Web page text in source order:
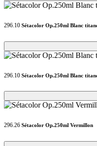
296.10 Sétacolor Op.250ml Blanc
Loading...
Loading...
296.10 Sétacolor Op.250ml Blanc
Loading...
Loading...
296.26 Sétacolor Op.250ml Vermillon